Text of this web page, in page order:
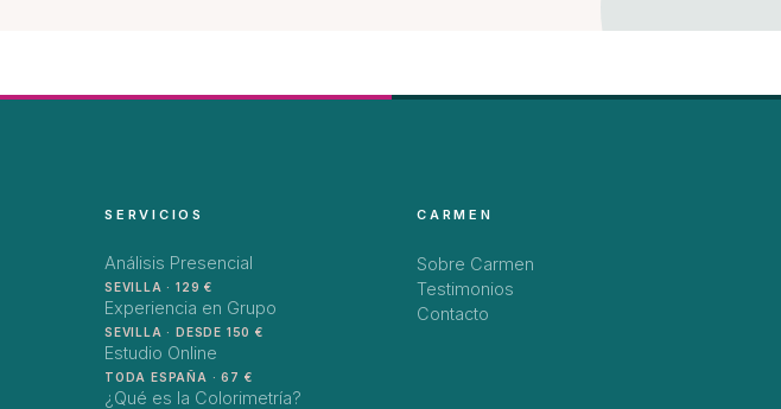
SERVICIOS
Análisis Presencial
SEVILLA · 129 €
Experiencia en Grupo
SEVILLA · DESDE 150 €
Estudio Online
TODA ESPAÑA · 67 €
¿Qué es la Colorimetría?
CARMEN
Sobre Carmen
Testimonios
Contacto